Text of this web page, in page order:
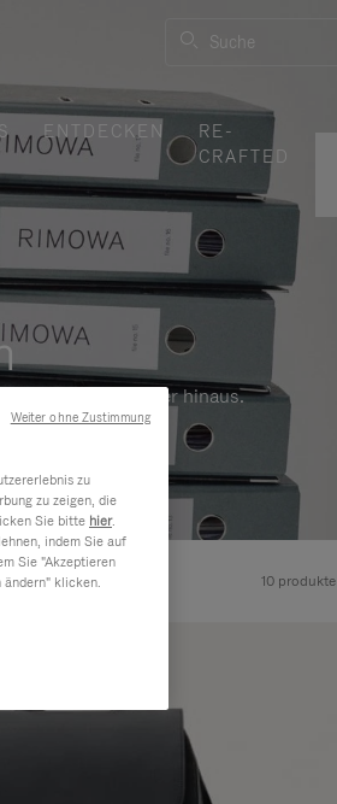
Suche
ENTDECKEN
RE-
CRAFTED
Beruf und darüber hinaus.
10 produkte
zu
zu zeigen, die
Sie bitte hier.
indem Sie auf
Sie "Akzeptieren
klicken.
Weiter ohne Zustimmung